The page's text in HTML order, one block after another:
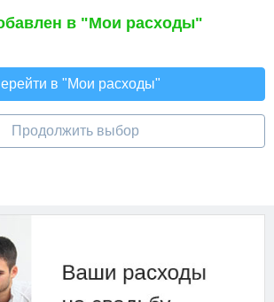
в "Мои расходы"
в "Мои расходы"
Продолжить выбор